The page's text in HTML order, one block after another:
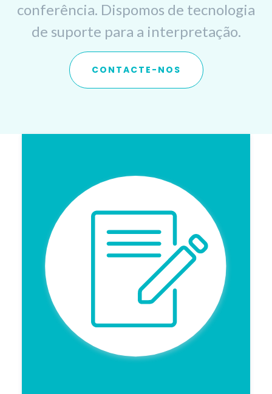
conferência. Dispomos de tecnologia
de suporte para a interpretação.
CONTACTE-NOS